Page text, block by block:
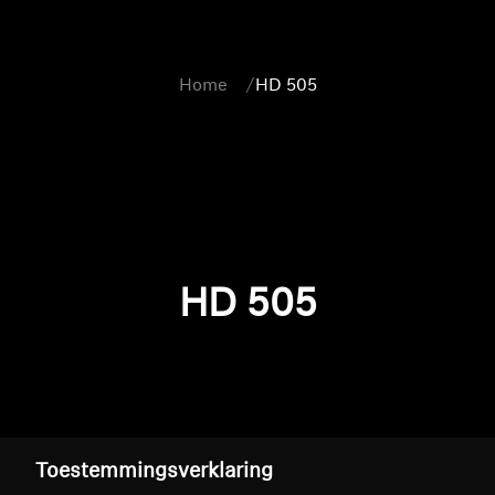
Home HD 505
HD 505
Toestemmingsverklaring